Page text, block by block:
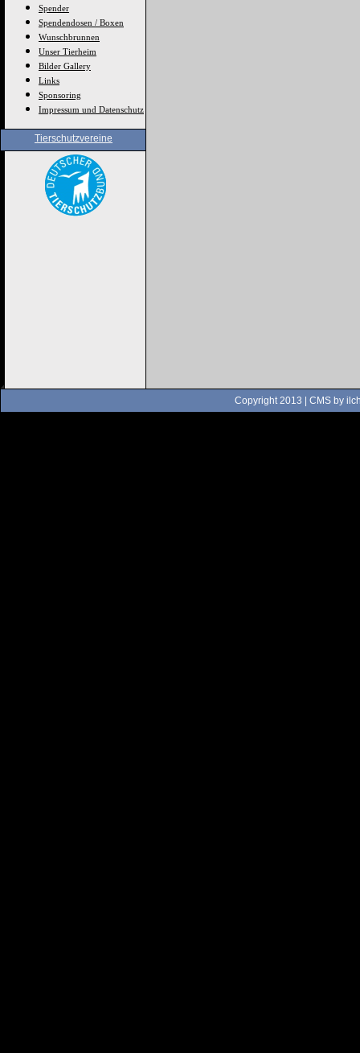
Spender
Spendendosen / Boxen
Wunschbrunnen
Unser Tierheim
Bilder Gallery
Links
Sponsoring
Impressum und Datenschutz
Tierschutzvereine
Copyright 2013 | CMS by